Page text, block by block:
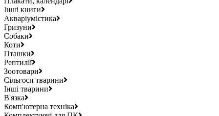
Інші книги
Акваріумістика
Гризуни
Собаки
Коти
Пташки
Рептилії
Зоотовари
Сільгосп тварини
Інші тварини
В'язка
Комп'ютерна техніка